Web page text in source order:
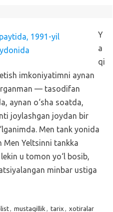
Y
a
qi
imkoniyatimni aynan
— tasodifan
aynan o‘sha soatda,
joylashgan joydan bir
Men tank yonida
Yeltsinni tankka
u tomon yo‘l bosib,
minbar ustiga
, mustaqillik , tarix , xotiralar